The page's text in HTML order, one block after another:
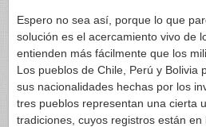
Espero no sea así, porque lo que
solución es el acercamiento vivo de
entienden más fácilmente que los
Los pueblos de Chile, Perú y Bolivia
sus nacionalidades hechas por los
tres pueblos representan una cierta
tradiciones, cuyos registros están en